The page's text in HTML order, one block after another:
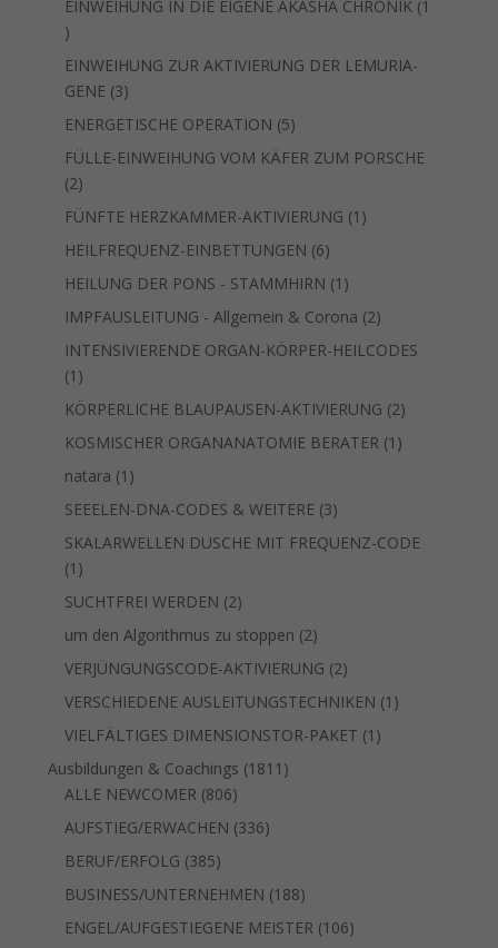
EINWEIHUNG IN DIE EIGENE AKASHA CHRONIK 1
1
Produkt
EINWEIHUNG ZUR AKTIVIERUNG DER LEMURIA-
GENE 33
Produkte
ENERGETISCHE OPERATION 55
Produkte
FÜLLE-EINWEIHUNG VOM KÄFER ZUM PORSCHE
22
Produkte
FÜNFTE HERZKAMMER-AKTIVIERUNG 1 1
HEILFREQUENZ-EINBETTUNGEN 66
Produkte
HEILUNG DER PONS - STAMMHIRN 1 1
Produkt
IMPFAUSLEITUNG - Allgemein & Corona 22
Produkte
INTENSIVIERENDE ORGAN-KÖRPER-HEILCODES
1 1
Produkt
KÖRPERLICHE BLAUPAUSEN-AKTIVIERUNG 22
Produkte
KOSMISCHER ORGANANATOMIE BERATER 1 1
natara 1 1
Produkt
SEEELEN-DNA-CODES & WEITERE 33
Produkte
SKALARWELLEN DUSCHE MIT FREQUENZ-CODE
1 1
Produkt
SUCHTFREI WERDEN 22
Produkte
um den Algorithmus zu stoppen 22
Produkte
VERJÜNGUNGSCODE-AKTIVIERUNG 22
Produkte
VERSCHIEDENE AUSLEITUNGSTECHNIKEN 1 1
VIELFÄLTIGES DIMENSIONSTOR-PAKET 1 1
Ausbildungen & Coachings 1811 1811
ALLE NEWCOMER 806806
Produkte
AUFSTIEG/ERWACHEN 336336
BERUF/ERFOLG 385385
Produkte
BUSINESS/UNTERNEHMEN 188188
Produkte
ENGEL/AUFGESTIEGENE MEISTER 106106